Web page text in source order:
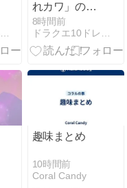
れカワ」の可
愛い撮り方♪
8時間前
趣味まとめ
10時間前
Coral Candy